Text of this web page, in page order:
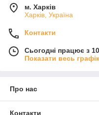
м. Харків
Харків, Україна
Контакти
Сьогодні працює з
Показати весь
Про нас
Контакти